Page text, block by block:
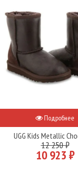
Подробнее
UGG Kids Metallic
12 250 ₽
10 923 ₽